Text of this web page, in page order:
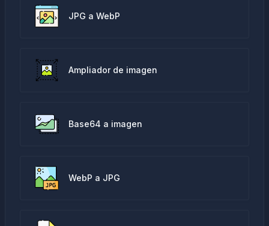
JPG a WebP
Ampliador de imagen
Base64 a imagen
WebP a JPG